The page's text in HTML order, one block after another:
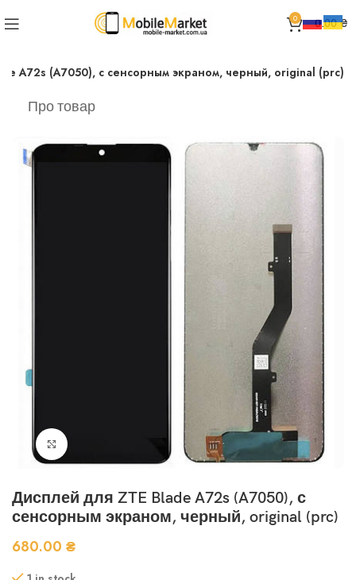
0 0.00₴
A72s (A7050), с сенсорным экраном, черный, original (prc)
Про товар
Нажмите, чтобы увеличить
Дисплей для ZTE Blade A72s (A7050), с
сенсорным экраном, черный, original (prc)
680.00 ₴